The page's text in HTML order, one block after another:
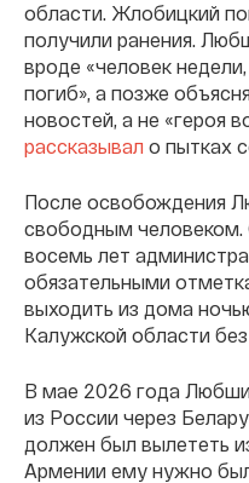
области. Жлобицкий
получили ранения.
вроде «человек
погиб», а позже
новостей, а не «героя
рассказывал о пытках
После освобождения
свободным
восемь лет
обязательными
выходить из дома
Калужской области
В мае 2026 года
из России через
должен был вылететь
Армении ему нужно